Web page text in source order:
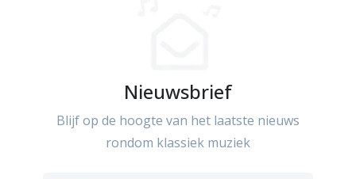
Nieuwsbrief
Blijf op de hoogte van het laatste nieuws
rondom klassiek muziek